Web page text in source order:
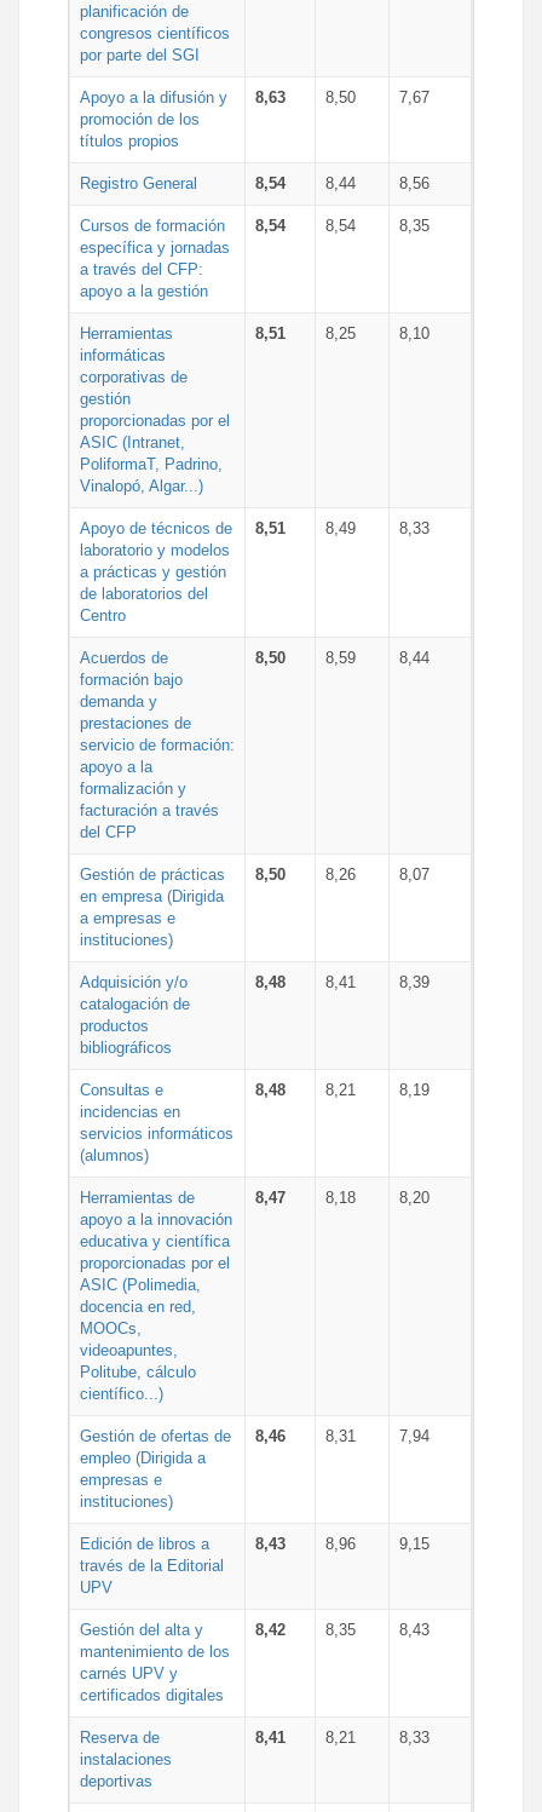
planificación de
congresos científicos
por parte del SGI
Apoyo a la difusión y
promoción de los
títulos propios
8,63 8,50 7,67
Registro General 8,54 8,44 8,56
Cursos de formación
específica y jornadas
a través del CFP:
apoyo a la gestión
8,54 8,54 8,35
Herramientas
informáticas
corporativas de
gestión
proporcionadas por el
ASIC (Intranet,
PoliformaT, Padrino,
Vinalopó, Algar...)
8,51 8,25 8,10
Apoyo de técnicos de
laboratorio y modelos
a prácticas y gestión
de laboratorios del
Centro
8,51 8,49 8,33
Acuerdos de
formación bajo
demanda y
prestaciones de
servicio de formación:
apoyo a la
formalización y
facturación a través
del CFP
8,50 8,59 8,44
Gestión de prácticas
en empresa (Dirigida
a empresas e
instituciones)
8,50 8,26 8,07
Adquisición y/o
catalogación de
productos
bibliográficos
8,48 8,41 8,39
Consultas e
incidencias en
servicios informáticos
(alumnos)
8,48 8,21 8,19
Herramientas de
apoyo a la innovación
educativa y científica
proporcionadas por el
ASIC (Polimedia,
docencia en red,
MOOCs,
videoapuntes,
Politube, cálculo
científico...)
8,47 8,18 8,20
Gestión de ofertas de
empleo (Dirigida a
empresas e
instituciones)
8,46 8,31 7,94
Edición de libros a
través de la Editorial
UPV
8,43 8,96 9,15
Gestión del alta y
mantenimiento de los
carnés UPV y
certificados digitales
8,42 8,35 8,43
Reserva de
instalaciones
deportivas
8,41 8,21 8,33